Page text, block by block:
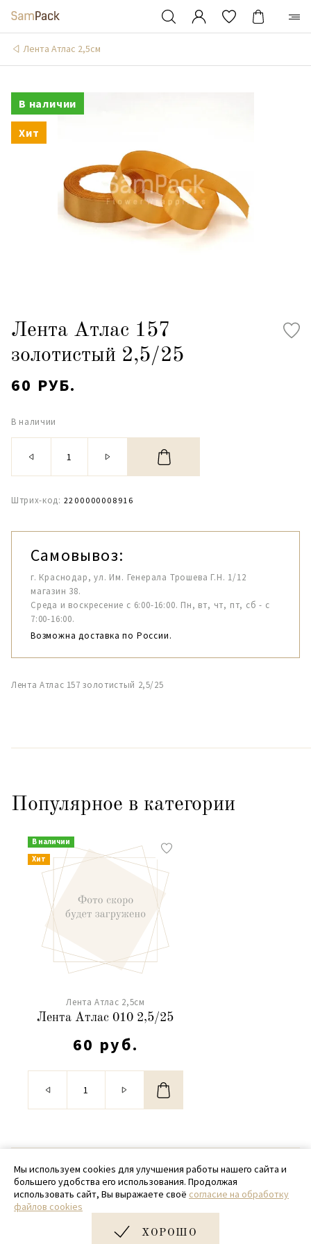
Лента Атлас 2,5см
В наличии
Хит
Лента Атлас 157
золотистый 2,5/25
60 РУБ.
В наличии
Штрих-код: 2200000008916
Самовывоз:
г. Краснодар, ул. Им. Генерала Трошева Г.Н. 1/12
магазин 38.
Среда и воскресение с 6:00-16:00. Пн, вт, чт, пт, сб - с
7:00-16:00.
Возможна доставка по России.
Лента Атлас 157 золотистый 2,5/25
Популярное в категории
В наличии
Хит
Лента Атлас 2,5см
Лента Атлас 010 2,5/25
60 руб.
© 2020 - 2026 SamPack
+ 7 (918) 699-97-87
zakaz@sampack.store
Дизайн и разработка сайта
Мы используем cookies для улучшения работы нашего сайта и
большего удобства его использования. Продолжая
использовать сайт, Вы выражаете своё согласие на обработку
файлов cookies
ХОРОШО